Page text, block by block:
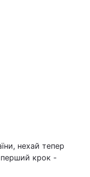
нехай тепер
крок -